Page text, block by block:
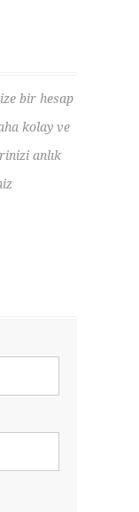
bir hesap
kolay ve
anlık